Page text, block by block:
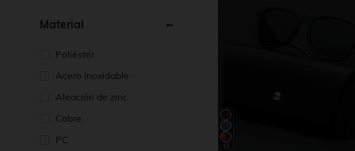
Material
Poliéster
Acero Inoxidable
Aleación de zinc
Cobre
PC
13